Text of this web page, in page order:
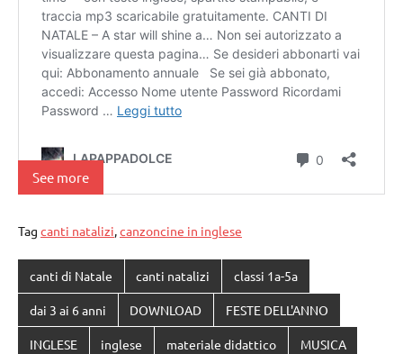
See more
Tag canti natalizi,canzoncine in inglese
canti di Natale canti natalizi classi 1a-5a
dai 3 ai 6 anni DOWNLOAD FESTE DELL'ANNO
INGLESE inglese materiale didattico MUSICA